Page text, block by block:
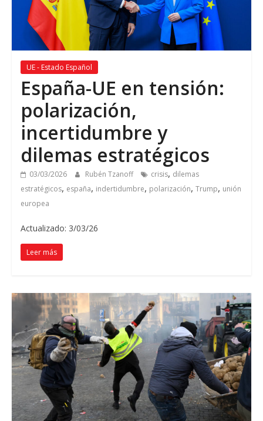
UE - Estado Español
España-UE en tensión:
polarización,
incertidumbre y
dilemas estratégicos
03/03/2026 Rubén Tzanoff crisis, dilemas
estratégicos, españa, indertidumbre, polarización, Trump, unión
europea
Actualizado: 3/03/26
Leer más